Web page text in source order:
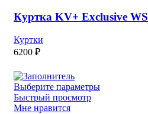
Куртка KV+ Exclusive WS
Куртки
6200 ₽
Выберите параметры
Быстрый просмотр
Мне нравится